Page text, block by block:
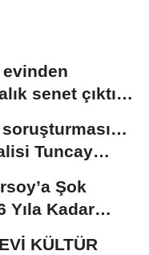
senet çıktı:
Tuncay
Şok
Yıla Kadar
KÜLTÜR